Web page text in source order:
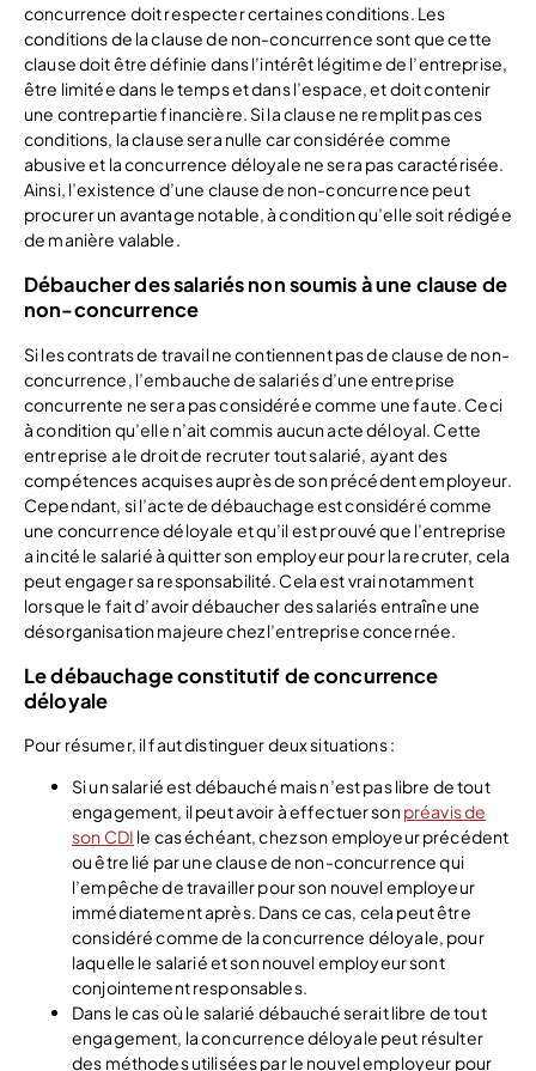
concurrence doit respecter certaines conditions. Les
conditions de la clause de non-concurrence sont que cette
clause doit être définie dans l’intérêt légitime de l’entreprise,
être limitée dans le temps et dans l’espace, et doit contenir
une contrepartie financière. Si la clause ne remplit pas ces
conditions, la clause sera nulle car considérée comme
abusive et la concurrence déloyale ne sera pas caractérisée.
Ainsi, l’existence d’une clause de non-concurrence peut
procurer un avantage notable, à condition qu’elle soit rédigée
de manière valable.
Débaucher des salariés non soumis à une clause de
non-concurrence
Si les contrats de travail ne contiennent pas de clause de non-
concurrence, l’embauche de salariés d’une entreprise
concurrente ne sera pas considérée comme une faute. Ceci
à condition qu’elle n’ait commis aucun acte déloyal. Cette
entreprise a le droit de recruter tout salarié, ayant des
compétences acquises auprès de son précédent employeur.
Cependant, si l’acte de débauchage est considéré comme
une concurrence déloyale et qu’il est prouvé que l’entreprise
a incité le salarié à quitter son employeur pour la recruter, cela
peut engager sa responsabilité. Cela est vrai notamment
lorsque le fait d’avoir débaucher des salariés entraîne une
désorganisation majeure chez l’entreprise concernée.
Le débauchage constitutif de concurrence
déloyale
Pour résumer, il faut distinguer deux situations :
Si un salarié est débauché mais n’est pas libre de tout
engagement, il peut avoir à effectuer sonpréavis de
son CDI le cas échéant, chez son employeur précédent
ou être lié par une clause de non-concurrence qui
l’empêche de travailler pour son nouvel employeur
immédiatement après. Dans ce cas, cela peut être
considéré comme de la concurrence déloyale, pour
laquelle le salarié et son nouvel employeur sont
conjointement responsables.
Dans le cas où le salarié débauché serait libre de tout
engagement, la concurrence déloyale peut résulter
des méthodes utilisées par le nouvel employeur pour